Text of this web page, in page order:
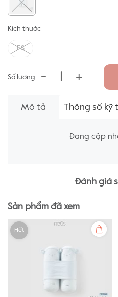
Kích thước
FS
Số lượng: - +
Mô tả Thông số kỹ
Đang cập
Đánh giá
Sản phẩm đã xem
Hết